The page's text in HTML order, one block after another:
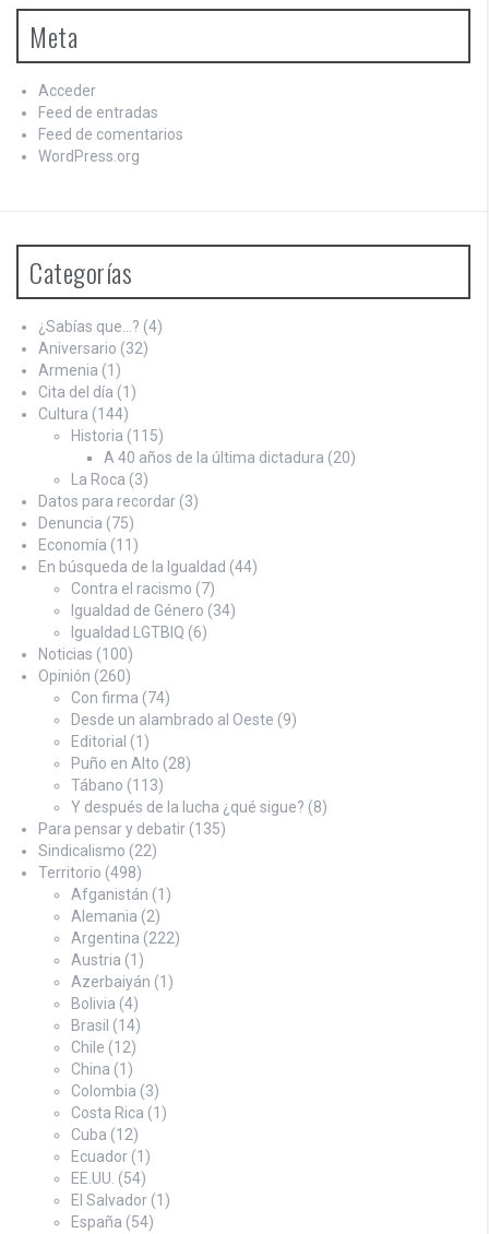
Meta
Acceder
Feed de entradas
Feed de comentarios
WordPress.org
Categorías
¿Sabías que…? (4)
Aniversario (32)
Armenia (1)
Cita del día (1)
Cultura (144)
Historia (115)
A 40 años de la última dictadura (20)
La Roca (3)
Datos para recordar (3)
Denuncia (75)
Economía (11)
En búsqueda de la Igualdad (44)
Contra el racismo (7)
Igualdad de Género (34)
Igualdad LGTBIQ (6)
Noticias (100)
Opinión (260)
Con firma (74)
Desde un alambrado al Oeste (9)
Editorial (1)
Puño en Alto (28)
Tábano (113)
Y después de la lucha ¿qué sigue? (8)
Para pensar y debatir (135)
Sindicalismo (22)
Territorio (498)
Afganistán (1)
Alemania (2)
Argentina (222)
Austria (1)
Azerbaiyán (1)
Bolivia (4)
Brasil (14)
Chile (12)
China (1)
Colombia (3)
Costa Rica (1)
Cuba (12)
Ecuador (1)
EE.UU. (54)
El Salvador (1)
España (54)